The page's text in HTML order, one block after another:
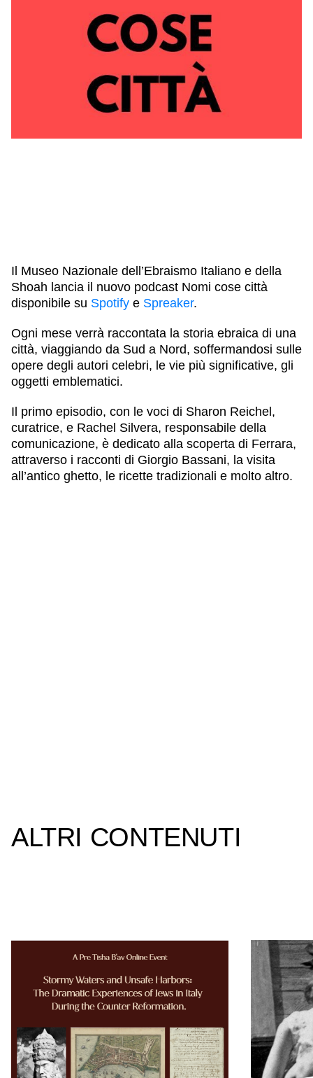
CULTURA EBRAICA
CAPIRE L’EBRAISMO
CALENDARIO & FESTIVITÀ
OGGETTI & SIMBOLI
Il Museo Nazionale dell’Ebraismo Italiano e della
Shoah lancia il nuovo podcast Nomi cose città
disponibile su Spotify e Spreaker.
Ogni mese verrà raccontata la storia ebraica di una
città, viaggiando da Sud a Nord, soffermandosi sulle
opere degli autori celebri, le vie più significative, gli
oggetti emblematici.
Il primo episodio, con le voci di Sharon Reichel,
curatrice, e Rachel Silvera, responsabile della
comunicazione, è dedicato alla scoperta di Ferrara,
attraverso i racconti di Giorgio Bassani, la visita
all’antico ghetto, le ricette tradizionali e molto altro.
ALTRI CONTENUTI